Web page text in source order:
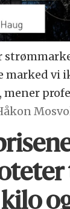
marked vi